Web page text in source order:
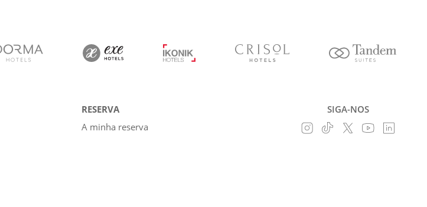
RESERVA
A minha reserva
SIGA-NOS